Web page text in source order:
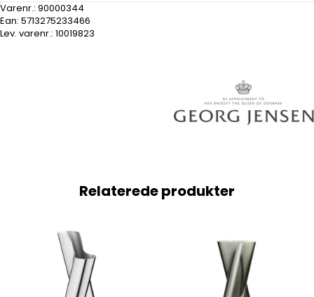
Varenr.: 90000344
Ean: 5713275233466
Lev. varenr.: 10019823
Relaterede produkter